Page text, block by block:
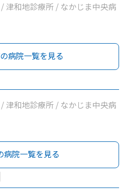
津和地診療所 / なかじま中央病
病院一覧を見る
津和地診療所 / なかじま中央病
病院一覧を見る